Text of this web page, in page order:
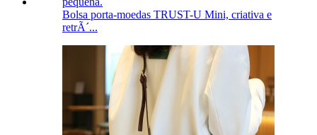
Bolsa porta-moedas TRUST-U Mini, criativa e
retrÃ´...